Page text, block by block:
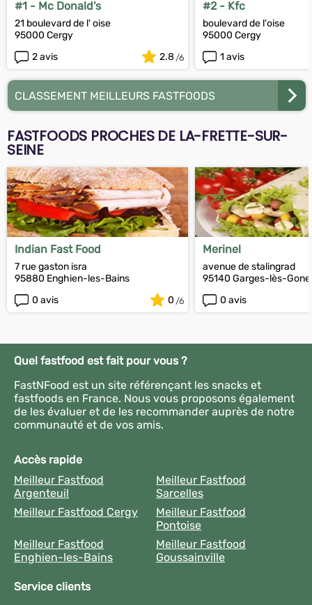
#1 - Mc Donald's
21 boulevard de l' oise
95000 Cergy
2 avis
2.8
#2 - Kfc
boulevard de l'oise
95000 Cergy
1 avis
CLASSEMENT MEILLEURS FASTFOODS
FASTFOODS PROCHES DE LA-FRETTE-SUR-
SEINE
Indian Fast Food
7 rue gaston isra
95880 Enghien-les-Bains
0 avis
0
Merinel
avenue de stalingrad
95140 Garges-lès-
0 avis
Quel fastfood est fait pour vous ?
FastNFood est un site référençant les snacks et
fastfoods en France. Nous vous proposons également
de les évaluer et de les recommander auprès de notre
communauté et de vos amis.
Accès rapide
Meilleur Fastfood
Argenteuil
Meilleur Fastfood
Sarcelles
Meilleur Fastfood Cergy
Meilleur Fastfood
Pontoise
Meilleur Fastfood
Enghien-les-Bains
Meilleur Fastfood
Goussainville
Service clients